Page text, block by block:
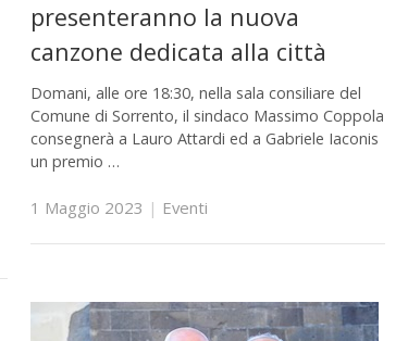
presenteranno la nuova
canzone dedicata alla città
Domani, alle ore 18:30, nella sala consiliare del
Comune di Sorrento, il sindaco Massimo Coppola
consegnerà a Lauro Attardi ed a Gabriele Iaconis
un premio …
1 Maggio 2023 | Eventi